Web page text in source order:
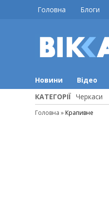
Головна Блоги
Новини Відео
КАТЕГОРІЇ Черкаси
Головна » Крапивне